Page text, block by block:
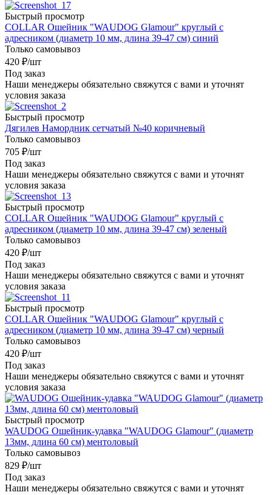
Быстрый просмотр
COLLAR Ошейник "WAUDOG Glamour" круглый с
адресником (диаметр 10 мм, длина 39-47 см) синий
Только самовывоз
420 ₽/шт
Под заказ
Наши менеджеры обязательно свяжутся с вами и уточнят
условия заказа
Быстрый просмотр
Дягилев Намордник сетчатый №40 коричневый
Только самовывоз
705 ₽/шт
Под заказ
Наши менеджеры обязательно свяжутся с вами и уточнят
условия заказа
Быстрый просмотр
COLLAR Ошейник "WAUDOG Glamour" круглый с
адресником (диаметр 10 мм, длина 39-47 см) зеленый
Только самовывоз
420 ₽/шт
Под заказ
Наши менеджеры обязательно свяжутся с вами и уточнят
условия заказа
Быстрый просмотр
COLLAR Ошейник "WAUDOG Glamour" круглый с
адресником (диаметр 10 мм, длина 39-47 см) черный
Только самовывоз
420 ₽/шт
Под заказ
Наши менеджеры обязательно свяжутся с вами и уточнят
условия заказа
Быстрый просмотр
WAUDOG Ошейник-удавка "WAUDOG Glamour" (диаметр
13мм, длина 60 см) ментоловый
Только самовывоз
829 ₽/шт
Под заказ
Наши менеджеры обязательно свяжутся с вами и уточнят